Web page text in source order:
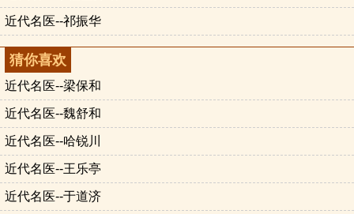
近代名医--祁振华
猜你喜欢
近代名医--梁保和
近代名医--魏舒和
近代名医--哈锐川
近代名医--王乐亭
近代名医--于道济